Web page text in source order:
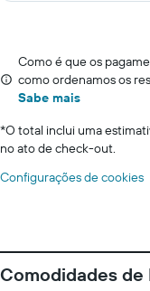
Como é que os
como ordenamos os
Sabe mais
*O total inclui uma
no ato de check-out.
Configurações de cookies
Comodidades